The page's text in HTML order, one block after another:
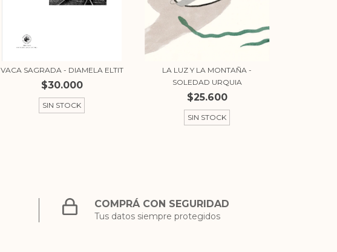
VACA SAGRADA - DIAMELA ELTIT
$30.000
SIN STOCK
LA LUZ Y LA MONTAÑA -
SOLEDAD URQUIA
$25.600
SIN STOCK
COMPRÁ CON SEGURIDAD
Tus datos siempre protegidos